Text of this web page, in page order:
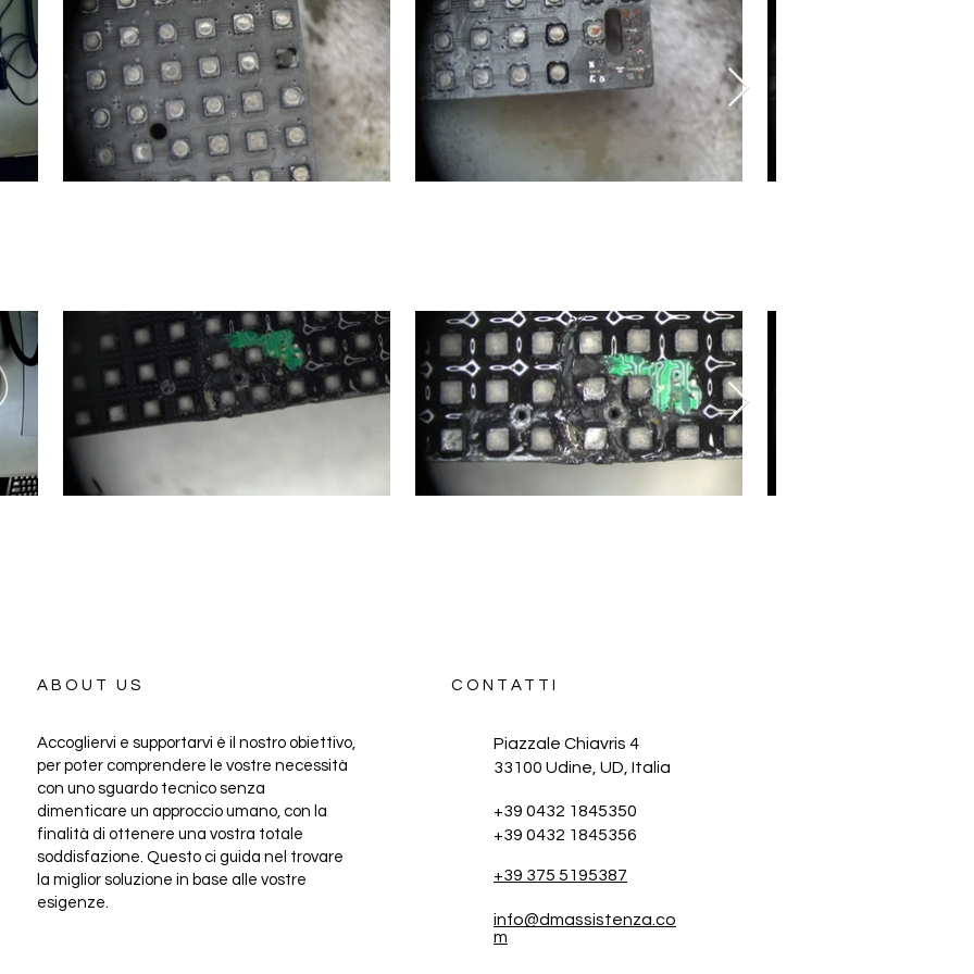
ABOUT US
Accogliervi e supportarvi è il nostro obiettivo,
per poter comprendere le vostre necessità
con uno sguardo tecnico senza
dimenticare un approccio umano, con la
finalità di ottenere una vostra totale
soddisfazione. Questo ci guida nel trovare
la miglior soluzione in base alle vostre
esigenze.
CONTATTI
Piazzale Chiavris 4
33100 Udine, UD, Italia
+39 0432 1845350
+39 0432 1845356
+39 375 5195387
info@dmassistenza.co
m